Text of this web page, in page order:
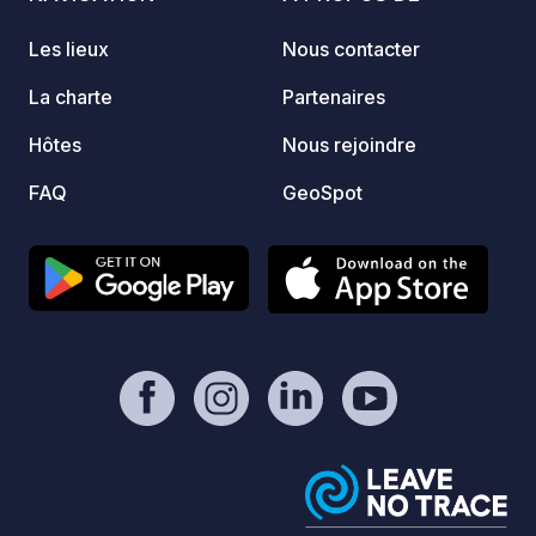
Les lieux
La charte
Hôtes
FAQ
Nous contacter
Partenaires
Nous rejoindre
GeoSpot